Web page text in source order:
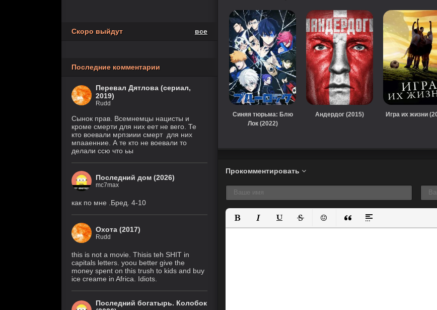
Синяя тюрьма: Блю
Лок (2022)
Андердог (2015) Игра их жизни
Прокомментировать
Полужирный
КурсивПодчеркнутый
ЗачеркнутыйВставить смайлик
Вставка цитаты
Вставка спойлера
3 сезон
1WinStudio, LE-Production, М.
Коп-звезда
Похищение
Осколки
1 сезон
1 серия
(HDRezka Studio, HDrezka
Studio (18+), HDrezka Studio
999 уровня
1 сезон
(IVI, DreamCast,
AniLiberty, AniMaunt)
Фейк
История его
1 сезон
Великолепная
Пятерка
28 серия
Скоро выйдут все
Последние комментарии
Перевал Дятлова (сериал,
2019)
Rudd
Сынок прав. Всемнемцы нацисты и
кроме смерти для них еет не вего. Те
кто воевали мрпзиии смерт для них
мпааенние. А те кто не воевали то
делали ссю что ьы
Последний дом (2026)
mc7max
как по мне .Бред. 4-10
Охота (2017)
Rudd
this is not a movie. Thisis teh SHIT in
capitals letters. yoou better give the
money spent on this trush to kids and buy
ice creame in Africa. Idiots.
Последний богатырь. Колобок